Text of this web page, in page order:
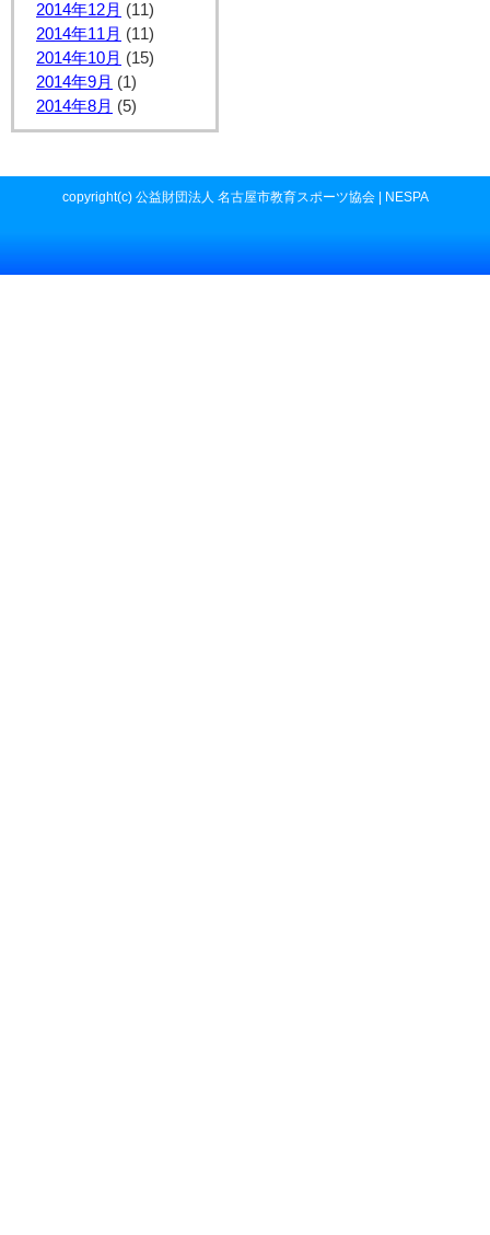
2014年12月 (11)
2014年11月 (11)
2014年10月 (15)
2014年9月 (1)
2014年8月 (5)
copyright(c) 公益財団法人 名古屋市教育スポーツ協会 | NESPA